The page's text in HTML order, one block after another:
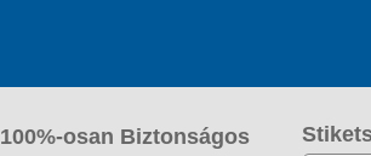
100%-osan Biztonságos